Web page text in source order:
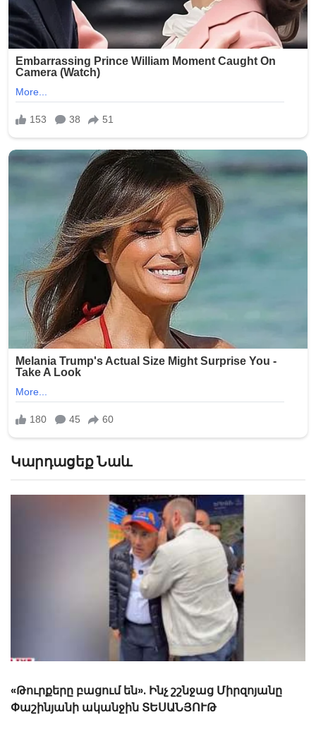
Կարդացեք Նաև
«Տղամարդ չե՞ս». իշխանական լրագրողը
հարվածում է Նարեկ Կարապետյանի
աջակիցներին, վիրավորում պատերազմի